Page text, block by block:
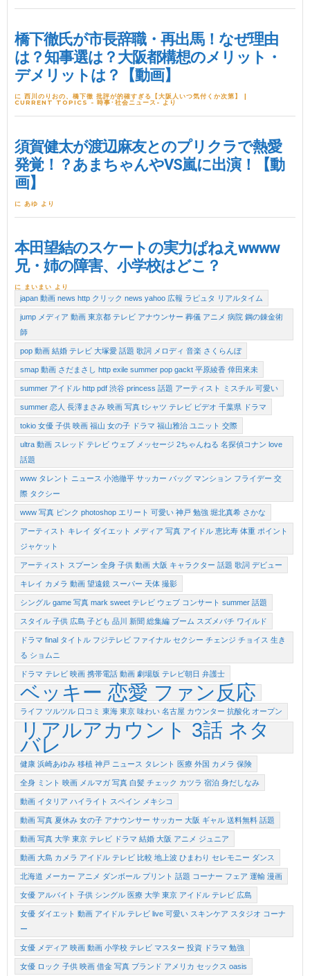
橋下徹氏が市長辞職・再出馬！なぜ理由
は？知事選は？大阪都構想のメリット・
デメリットは？【動画】
に 西川のりおの、橋下徹 批評が的確すぎる【大阪人いつ気付くか次第】 |
CURRENT TOPICS - 時事･社会ニュース- より
須賀健太が渡辺麻友とのプリクラで熱愛
発覚！？あまちゃんやVS嵐に出演！【動
画】
に あゆ より
本田望結のスケートの実力ぱねえwwww
兄・姉の障害、小学校はどこ？
に まいまい より
japan 動画 news http クリック news yahoo 広報 ラピュタ リアルタイム
jump メディア 動画 東京都 テレビ アナウンサー 葬儀 アニメ 病院 鋼の錬金術
師
pop 動画 結婚 テレビ 大塚愛 話題 歌詞 メロディ 音楽 さくらんぼ
smap 動画 さだまさし http exile summer pop gackt 平原綾香 倖田來未
summer アイドル http pdf 渋谷 princess 話題 アーティスト ミスチル 可愛い
summer 恋人 長澤まさみ 映画 写真 tシャツ テレビ ビデオ 千葉県 ドラマ
tokio 女優 子供 映画 福山 女の子 ドラマ 福山雅治 ユニット 交際
ultra 動画 スレッド テレビ ウェブ メッセージ 2ちゃんねる 名探偵コナン love
話題
www タレント ニュース 小池徹平 サッカー バッグ マンション フライデー 交
際 タクシー
www 写真 ピンク photoshop エリート 可愛い 神戸 勉強 堀北真希 さかな
アーティスト キレイ ダイエット メディア 写真 アイドル 恵比寿 体重 ポイント
ジャケット
アーティスト スプーン 全身 子供 動画 大阪 キャラクター 話題 歌詞 デビュー
キレイ カメラ 動画 望遠鏡 スーパー 天体 撮影
シングル game 写真 mark sweet テレビ ウェブ コンサート summer 話題
スタイル 子供 広島 子ども 品川 新聞 総集編 ブーム スズメバチ ワイルド
ドラマ final タイトル フジテレビ ファイナル セクシー チェンジ チョイス 生き
る ショムニ
ドラマ テレビ 映画 携帯電話 動画 劇場版 テレビ朝日 弁護士
ベッキー 恋愛 ファン反応
ライフ ツルツル 口コミ 東海 東京 味わい 名古屋 カウンター 抗酸化 オープン
リアルアカウント 3話 ネタ
バレ
健康 浜崎あゆみ 移植 神戸 ニュース タレント 医療 外国 カメラ 保険
全身 ミント 映画 メルマガ 写真 白髪 チェック カツラ 宿泊 身だしなみ
動画 イタリア ハイライト スペイン メキシコ
動画 写真 夏休み 女の子 アナウンサー サッカー 大阪 ギャル 送料無料 話題
動画 写真 大学 東京 テレビ ドラマ 結婚 大阪 アニメ ジュニア
動画 大島 カメラ アイドル テレビ 比較 地上波 ひまわり セレモニー ダンス
北海道 メーカー アニメ ダンボール プリント 話題 コーナー フェア 運輸 漫画
女優 アルバイト 子供 シングル 医療 大学 東京 アイドル テレビ 広島
女優 ダイエット 動画 アイドル テレビ live 可愛い スキンケア スタジオ コーナ
ー
女優 メディア 映画 動画 小学校 テレビ マスター 投資 ドラマ 勉強
女優 ロック 子供 映画 借金 写真 ブランド アメリカ セックス oasis